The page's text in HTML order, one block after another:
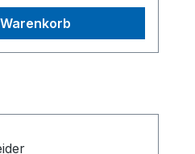
des
beim
und dann erst -
cm